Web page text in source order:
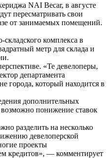
NAI Becar, в августе
пересматривать свои
от занимаемых помещений.
комплекса в
метр для склада и
«Те девелоперы,
департамента
города, который находится в
дополнительных
понижение ставок
разделить на несколько
девелоперской
проекты
кредитов», — комментирует